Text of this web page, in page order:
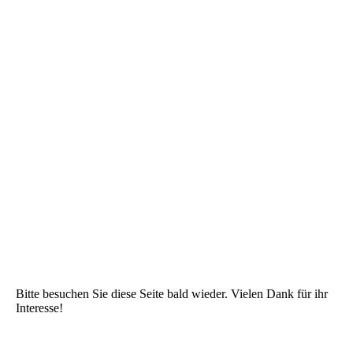
Bitte besuchen Sie diese Seite bald wieder. Vielen Dank für ihr
Interesse!